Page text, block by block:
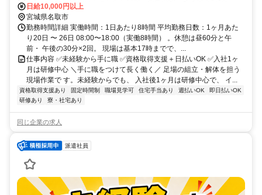
日給10,000円以上
宮城県名取市
勤務時間詳細 実働時間：1日あたり8時間 平均勤務日数：1ヶ月あた
り20日 〜 26日 08:00〜18:00（実働8時間） 。休憩は昼60分と午
前・ 午後の30分×2回。 現場は基本17時までで、...
仕事内容 ✅未経験から手に職 ✅資格取得支援＋日払いOK ✅入社1ヶ
月は研修中心 ＼手に職をつけて長く働く／ 足場の組立・解体を担う
現場作業で す。未経験からでも、 入社後1ヶ月は研修中心で、 イ...
資格取得支援あり 固定時間制 職場見学可 住宅手当あり 週払いOK
即日払いOK
研修あり
寮・社宅あり
同じ企業の求人
派遣社員